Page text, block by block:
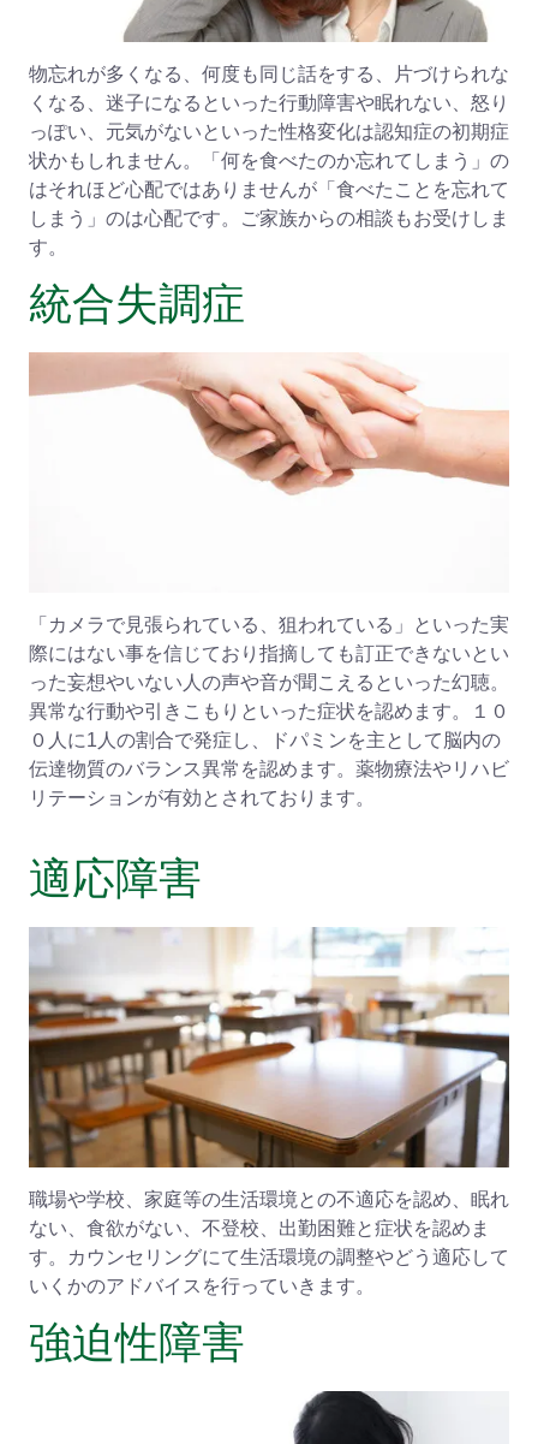
物忘れが多くなる、何度も同じ話をする、片づけられな
くなる、迷子になるといった行動障害や眠れない、怒り
っぽい、元気がないといった性格変化は認知症の初期症
状かもしれません。「何を食べたのか忘れてしまう」の
はそれほど心配ではありませんが「食べたことを忘れて
しまう」のは心配です。ご家族からの相談もお受けしま
す。
統合失調症
「カメラで見張られている、狙われている」といった実
際にはない事を信じており指摘しても訂正できないとい
った妄想やいない人の声や音が聞こえるといった幻聴。
異常な行動や引きこもりといった症状を認めます。１０
０人に1人の割合で発症し、ドパミンを主として脳内の
伝達物質のバランス異常を認めます。薬物療法やリハビ
リテーションが有効とされております。
適応障害
職場や学校、家庭等の生活環境との不適応を認め、眠れ
ない、食欲がない、不登校、出勤困難と症状を認めま
す。カウンセリングにて生活環境の調整やどう適応して
いくかのアドバイスを行っていきます。
強迫性障害